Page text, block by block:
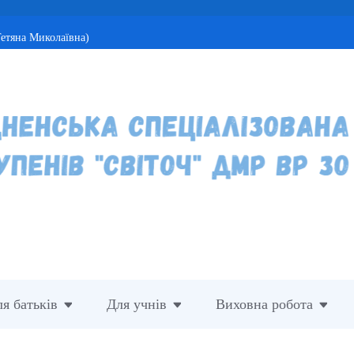
Миколаївна)
батьків Для учнів Виховна робота